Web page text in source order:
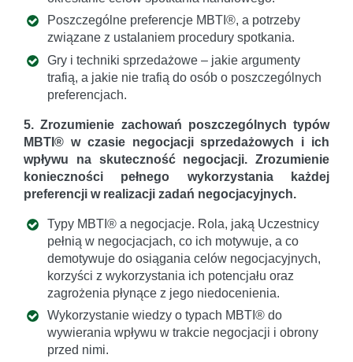
Poszczególne preferencje MBTI®, a potrzeby
związane z ustalaniem procedury spotkania.
Gry i techniki sprzedażowe – jakie argumenty
trafią, a jakie nie trafią do osób o poszczególnych
preferencjach.
5. Zrozumienie zachowań poszczególnych typów
MBTI® w czasie negocjacji sprzedażowych i ich
wpływu na skuteczność negocjacji. Zrozumienie
konieczności pełnego wykorzystania każdej
preferencji w realizacji zadań negocjacyjnych.
Typy MBTI® a negocjacje. Rola, jaką Uczestnicy
pełnią w negocjacjach, co ich motywuje, a co
demotywuje do osiągania celów negocjacyjnych,
korzyści z wykorzystania ich potencjału oraz
zagrożenia płynące z jego niedocenienia.
Wykorzystanie wiedzy o typach MBTI® do
wywierania wpływu w trakcie negocjacji i obrony
przed nimi.